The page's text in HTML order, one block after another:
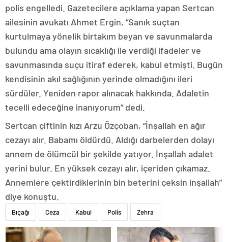
polis engelledi. Gazetecilere açıklama yapan Sertcan
ailesinin avukatı Ahmet Ergin, “Sanık suçtan
kurtulmaya yönelik birtakım beyan ve savunmalarda
bulundu ama olayın sıcaklığı ile verdiği ifadeler ve
savunmasında suçu itiraf ederek, kabul etmişti. Bugün
kendisinin akıl sağlığının yerinde olmadığını ileri
sürdüler. Yeniden rapor alınacak hakkında. Adaletin
tecelli edeceğine inanıyorum” dedi.
Sertcan çiftinin kızı Arzu Özçoban, “İnşallah en ağır
cezayı alır. Babamı öldürdü. Aldığı darbelerden dolayı
annem de ölümcül bir şekilde yatıyor. İnşallah adalet
yerini bulur. En yüksek cezayı alır, içeriden çıkamaz.
Annemlere çektirdiklerinin bin beterini çeksin inşallah”
diye konuştu.
Bıçağı Ceza Kabul Polis Zehra